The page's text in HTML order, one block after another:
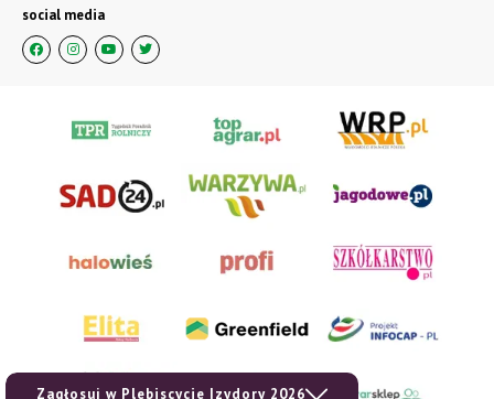
Zagłosuj w Plebiscycie Izydory 2026
social media